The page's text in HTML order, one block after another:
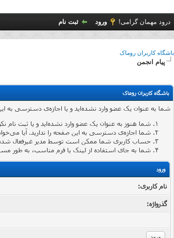
درود مهمان گرامی! ورود ثبت نام
باشگاه کاربران روماک
پیام انجمن
باشگاه کاربران روماک
شما به عنوان یک عضو وارد نشده‌اید و یا اجازه‌ی دسترسی به
شما هنوز به عنوان یک عضو وارد نشده‌اید و یا ثبت نام
شما اجازه‌ی دسترسی به این صفحه را ندارید. آیا
حساب کاربری شما ممکن است توسط مدیر غیرفعال شده
شما به جای استفاده از لینک یا فرم مناسب، به طور
ورود
نام کاربری:
گذرواژه‌: